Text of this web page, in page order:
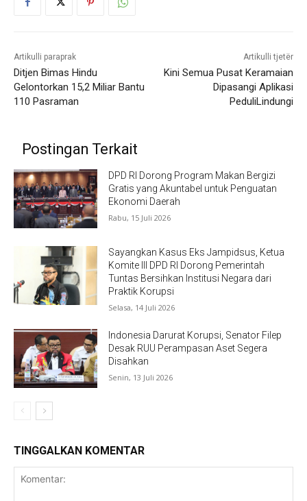
Artikulli paraprak
Ditjen Bimas Hindu
Gelontorkan 15,2 Miliar Bantu
110 Pasraman
Artikulli tjetër
Kini Semua Pusat Keramaian
Dipasangi Aplikasi
PeduliLindungi
Postingan Terkait
DPD RI Dorong Program Makan Bergizi
Gratis yang Akuntabel untuk Penguatan
Ekonomi Daerah
Rabu, 15 Juli 2026
Sayangkan Kasus Eks Jampidsus, Ketua
Komite III DPD RI Dorong Pemerintah
Tuntas Bersihkan Institusi Negara dari
Praktik Korupsi
Selasa, 14 Juli 2026
Indonesia Darurat Korupsi, Senator Filep
Desak RUU Perampasan Aset Segera
Disahkan
Senin, 13 Juli 2026
TINGGALKAN KOMENTAR